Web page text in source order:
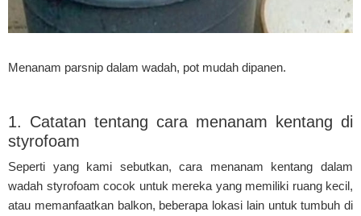
Menanam parsnip dalam wadah, pot mudah dipanen.
1. Catatan tentang cara menanam kentang di
styrofoam
Seperti yang kami sebutkan, cara menanam kentang dalam
wadah styrofoam cocok untuk mereka yang memiliki ruang kecil,
atau memanfaatkan balkon, beberapa lokasi lain untuk tumbuh di